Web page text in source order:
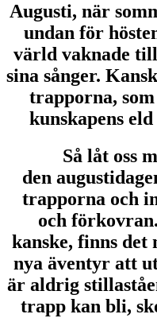
Augusti, när
undan för
värld vaknade
sina sånger.
trapporna,
kunskapens
Så låt oss
den
trapporna och
och
kanske, finns det
nya äventyr att
är aldrig
trapp kan bli,